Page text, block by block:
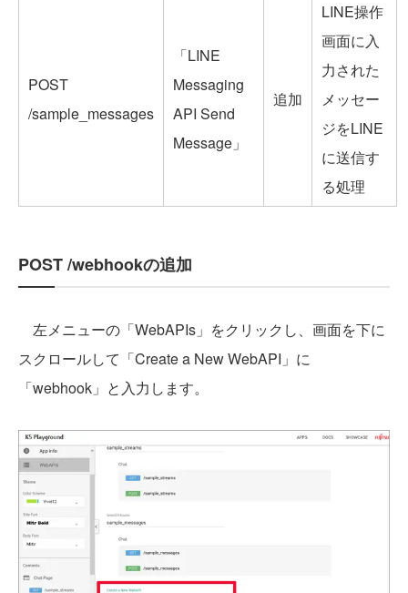
POST
/sample_messages
「LINE
Messaging
API Send
Message」
追加
LINE操作
画面に入
力された
メッセー
ジをLINE
に送信す
る処理
POST /webhookの追加
左メニューの「WebAPIs」をクリックし、画面を下に
スクロールして「Create a New WebAPI」に
「webhook」と入力します。